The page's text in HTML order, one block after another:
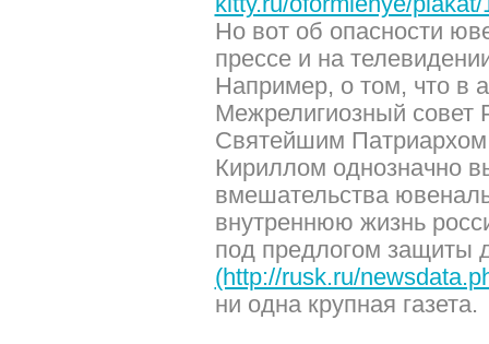
Но вот об опасности
прессе и на
Например, о том, что в
Межрелигиозный совет
Святейшим
Кириллом однозначно
вмешательства
внутреннюю жизнь
под предлогом защиты
(http://rusk.ru/
ни одна крупная газета.